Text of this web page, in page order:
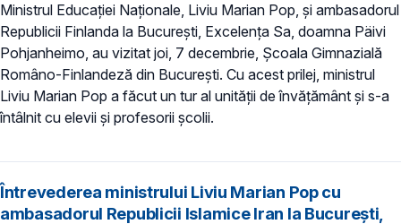
Ministrul Educației Naționale, Liviu Marian Pop, și ambasadorul
Republicii Finlanda la București, Excelența Sa, doamna Päivi
Pohjanheimo, au vizitat joi, 7 decembrie, Școala Gimnazială
Româno-Finlandeză din București. Cu acest prilej, ministrul
Liviu Marian Pop a făcut un tur al unității de învățământ și s-a
întâlnit cu elevii și profesorii școlii.
Întrevederea ministrului Liviu Marian Pop cu
ambasadorul Republicii Islamice Iran la București,